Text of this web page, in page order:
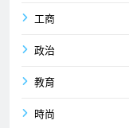
工商
政治
教育
時尚